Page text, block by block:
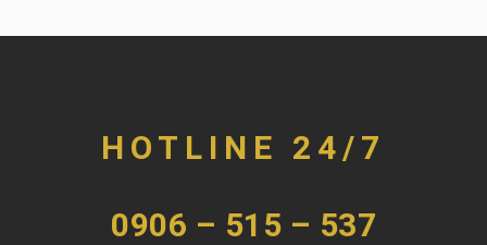
HOTLINE 24/7
0906 – 515 – 537